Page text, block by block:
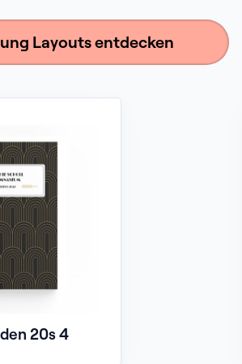
Layouts entdecken
20s 4